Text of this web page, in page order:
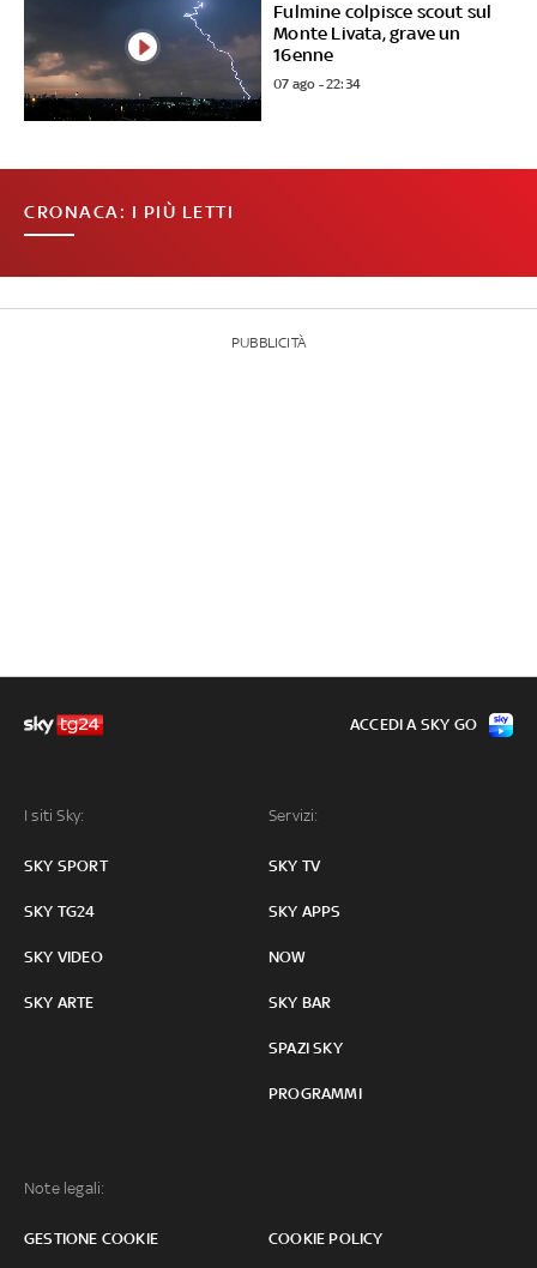
Fulmine colpisce scout sul
Monte Livata, grave un
16enne
07 ago - 22:34
CRONACA: I PIÙ LETTI
PUBBLICITÀ
I siti Sky:
SKY SPORT
SKY TG24
SKY VIDEO
SKY ARTE
Servizi:
SKY TV
SKY APPS
NOW
SKY BAR
SPAZI SKY
PROGRAMMI
Note legali:
GESTIONE COOKIE COOKIE POLICY
ACCEDI A SKY GO